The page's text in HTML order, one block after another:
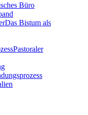
Büro
Das Bistum als
Pastoraler